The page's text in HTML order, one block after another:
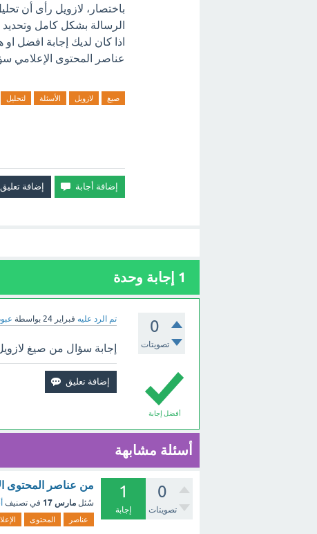
باختصار، لازويل رأى أن
الرسالة بشكل كامل وتحديد
اذا كان لديك إجابة افضل
عناصر المحتوى الإعلامي
صيغ لازويل الأسئلة لتحليل
1 إجابة وحدة
0
تصويتات
تم الرد عليه فبراير 24 بواسطة
أفضل إجابة
إجابة سؤال من صيغ
أسئلة مشابهة
0
تصويتات
1
إجابة
من عناصر المحتوى
سُئل مارس 17 في تصنيف
عناصر المحتوى